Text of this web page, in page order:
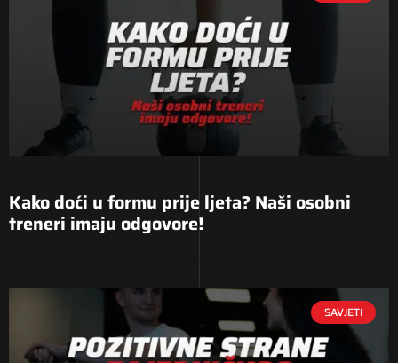
Kako doći u formu prije ljeta? Naši osobni
treneri imaju odgovore!
SAVJETI